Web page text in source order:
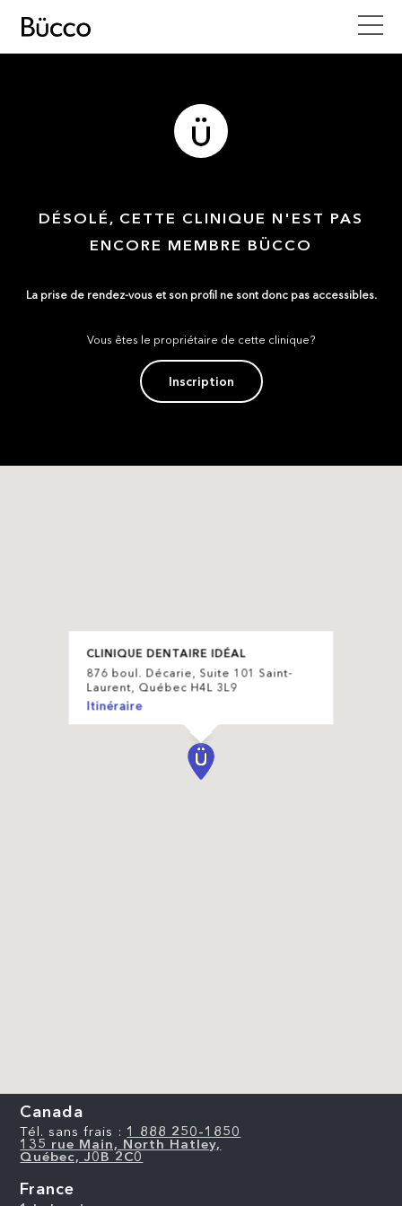
DÉSOLÉ, CETTE CLINIQUE N'EST PAS
ENCORE MEMBRE BÜCCO
La prise de rendez-vous et son profil ne sont donc pas accessibles.
Vous êtes le propriétaire de cette clinique?
Inscription
CLINIQUE DENTAIRE IDÉAL
876 boul. Décarie, Suite 101 Saint-
Laurent, Québec H4L 3L9
Itinéraire
Canada
Tél. sans frais : 1 888 250-1850
135 rue Main, North Hatley,
Québec, J0B 2C0
France